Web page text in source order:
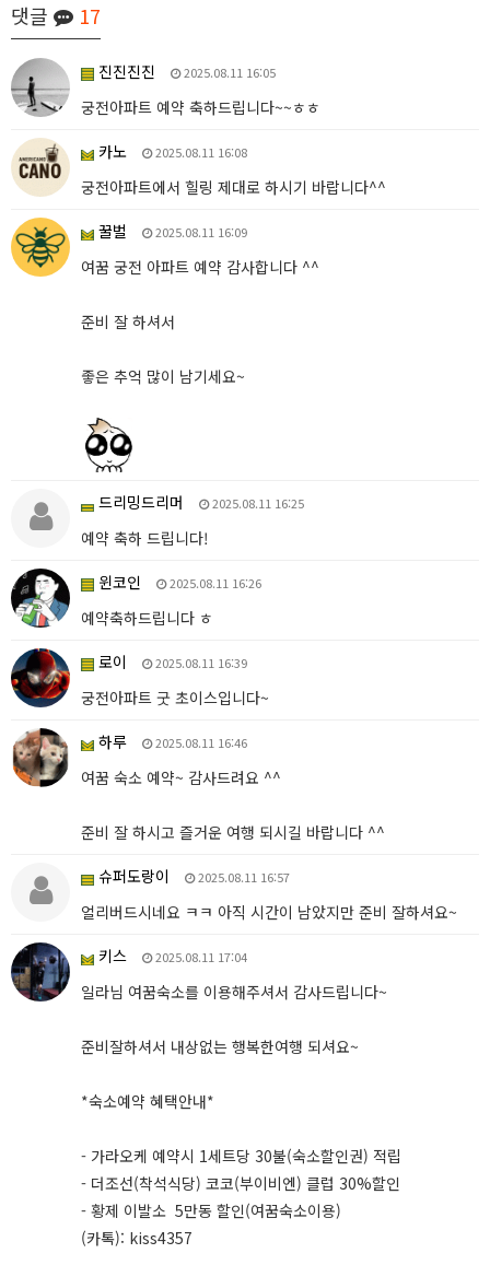
댓글 17
진진진진 2025.08.11 16:05
궁전아파트 예약 축하드립니다~~ㅎㅎ
카노
2025.08.11 16:08
궁전아파트에서 힐링 제대로 하시기 바랍니다^^
꿀벌
2025.08.11 16:09
여꿈 궁전 아파트 예약 감사합니다 ^^
준비 잘 하셔서
좋은 추억 많이 남기세요~
드리밍드리머 2025.08.11 16:25
예약 축하 드립니다!
윈코인
2025.08.11 16:26
예약축하드립니다 ㅎ
로이
2025.08.11 16:39
궁전아파트 굿 초이스입니다~
하루
2025.08.11 16:46
여꿈 숙소 예약~ 감사드려요 ^^
준비 잘 하시고 즐거운 여행 되시길 바랍니다 ^^
슈퍼도랑이
2025.08.11 16:57
얼리버드시네요 ㅋㅋ 아직 시간이 남았지만 준비 잘하셔요~
키스
2025.08.11 17:04
일라님 여꿈숙소를 이용해주셔서 감사드립니다~
준비잘하셔서 내상없는 행복한여행 되셔요~
*숙소예약 혜택안내*
- 가라오케 예약시 1세트당 30불(숙소할인권) 적립
- 더조선(착석식당) 코코(부이비엔) 클럽 30%할인
- 황제 이발소 5만동 할인(여꿈숙소이용)
(카톡): kiss4357